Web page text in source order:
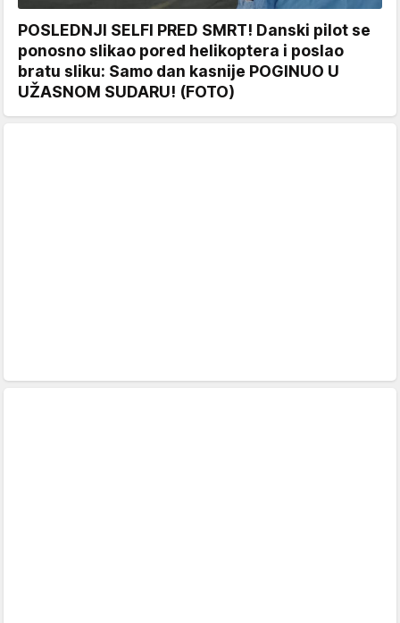
POSLEDNJI SELFI PRED SMRT! Danski pilot se
ponosno slikao pored helikoptera i poslao
bratu sliku: Samo dan kasnije POGINUO U
UŽASNOM SUDARU! (FOTO)